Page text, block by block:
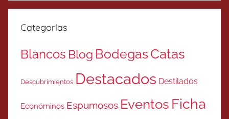
Categorías
Blancos Blog BodegasCatas
Descubrimientos Destacados Destilados
Económinos Espumosos Eventos Ficha